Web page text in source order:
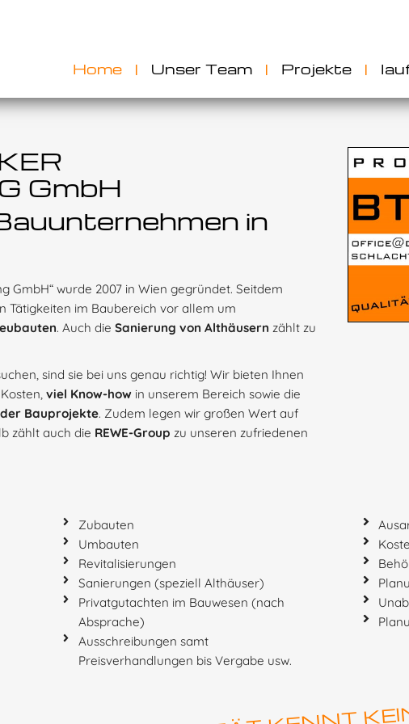
Home | Unser Team | Projekte |
GmbH
in
GmbH“ wurde 2007 in Wien gegründet. Seitdem
Tätigkeiten im Baubereich vor allem um
. Auch dieSanierung von Althäusern zählt zu
sind sie bei uns genau richtig! Wir bieten Ihnen
viel Know-how in unserem Bereich sowie die
Bauprojekte. Zudem legen wir großen Wert auf
zählt auch die REWE-Group zu unseren zufriedenen
Zubauten
Umbauten
Revitalisierungen
Sanierungen (speziell Althäuser)
Privatgutachten im Bauwesen (nach
Absprache)
Ausschreibungen samt
Preisverhandlungen bis Vergabe usw.